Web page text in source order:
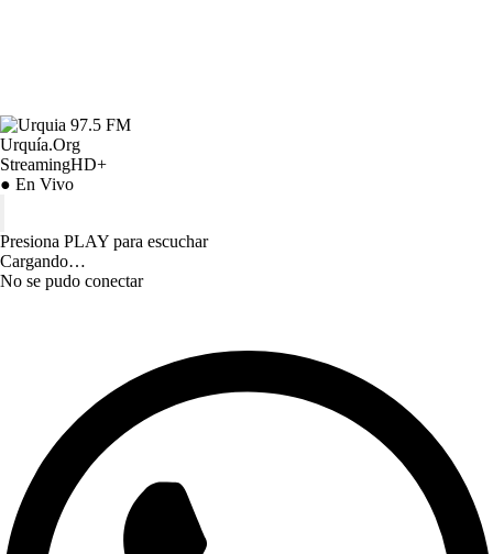
Urquía.Org
StreamingHD+
● En Vivo
Presiona PLAY para escuchar
Cargando…
No se pudo conectar